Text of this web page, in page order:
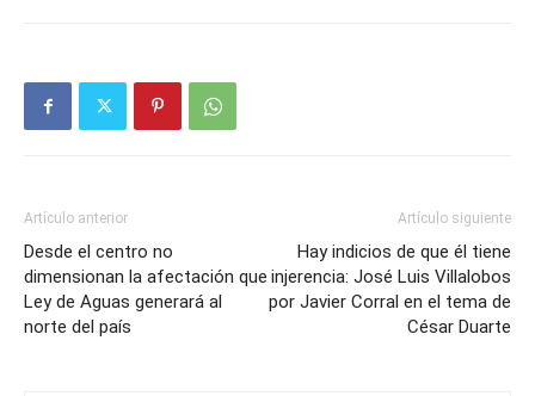
Artículo anterior
Desde el centro no
dimensionan la afectación que
Ley de Aguas generará al
norte del país
Artículo siguiente
Hay indicios de que él tiene
injerencia: José Luis Villalobos
por Javier Corral en el tema de
César Duarte